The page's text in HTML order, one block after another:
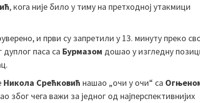
, кога није било у тиму на претходној утакмици
и први су запретили у 13. минуту преко
дуплог паса са Бурмазом дошао у изгледну
Никола Срећковић нашао „очи у очи“ са
због чега важи за једног од најперспективнијих